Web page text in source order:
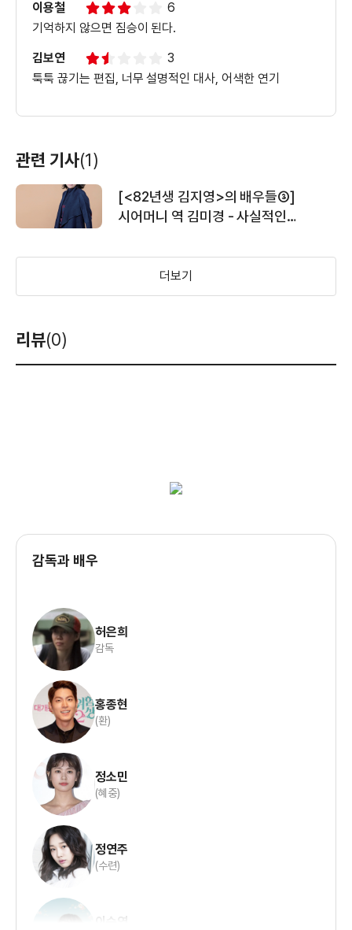
＜앨리스:원더랜드에서 온 소년＞
영상메세지 #2
＜앨리스:원더랜드에서 온 소년＞
이용철
6
기억하지 않으면 짐승이 된다.
김보연
3
툭툭 끊기는 편집, 너무 설명적인 대사, 어색한 연기
관련 기사(1)
[<82년생 김지영>의 배우들③]
시어머니 역 김미경 - 사실적인
더보기
리뷰(0)
감독과 배우
허은희
감독
홍종현
(환)
정소민
(혜중)
정연주
(수련)
이승연